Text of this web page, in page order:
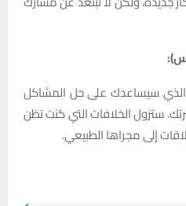
الذي سيساعدك على حل المشاكل
ستزول الخلافات التي كنت تظن
إلى مجراها الطبيعي.